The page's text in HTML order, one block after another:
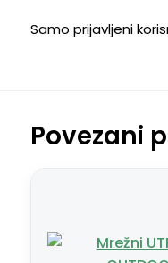
Samo prijavljeni
Povezani